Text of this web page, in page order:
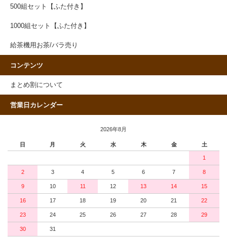
500組セット【ふた付き】
1000組セット【ふた付き】
給茶機用お茶/バラ売り
コンテンツ
まとめ割について
営業日カレンダー
2026年8月
日 月 火 水 木 金 土
1
2 3 4 5 6 7 8
9 10 11 12 13 14 15
16 17 18 19 20 21 22
23 24 25 26 27 28 29
30 31